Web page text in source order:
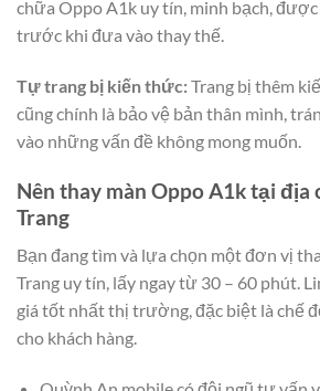
chữa Oppo A1k uy tín, minh bạch,
trước khi đưa vào thay thế.
Tự trang bị kiến thức:Trang bị thêm
cũng chính là bảo vệ bản thân mình,
vào những vấn đề không mong muốn.
Nên thay màn Oppo A1k tại địa
Trang
Bạn đang tìm và lựa chọn một đơn vị
Trang uy tín, lấy ngay từ 30 – 60 phút.
giá tốt nhất thị trường, đặc biệt là chế
cho khách hàng.